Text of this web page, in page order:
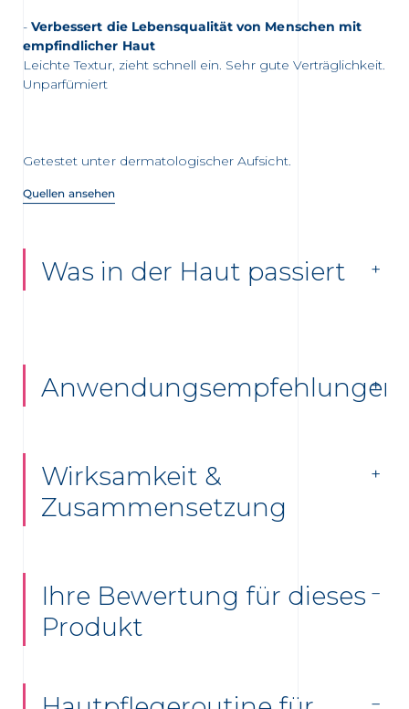
Verbessert die Lebensqualität von Menschen mit
empfindlicher Haut
Leichte Textur, zieht schnell ein. Sehr gute Verträglichkeit.
Unparfümiert
Getestet unter dermatologischer Aufsicht.
Quellen ansehen
Was in der Haut passiert
Anwendungsempfehlungen
Wirksamkeit &
Zusammensetzung
Ihre Bewertung für dieses
Produkt